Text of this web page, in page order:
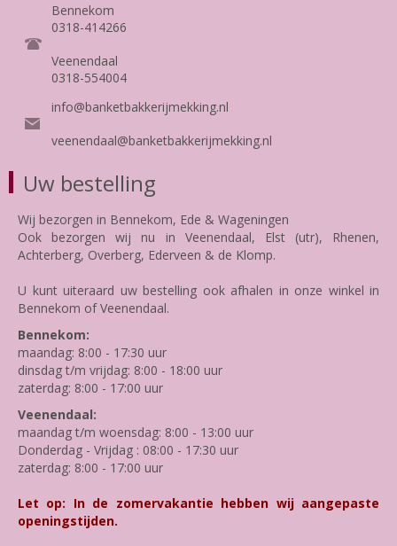
Bennekom
0318-414266
Veenendaal
0318-554004
info@banketbakkerijmekking.nl
veenendaal@banketbakkerijmekking.nl
Uw bestelling
Wij bezorgen in Bennekom, Ede & Wageningen
Ook bezorgen wij nu in Veenendaal, Elst (utr), Rhenen,
Achterberg, Overberg, Ederveen & de Klomp.
U kunt uiteraard uw bestelling ook afhalen in onze winkel in
Bennekom of Veenendaal.
Bennekom:
maandag: 8:00 - 17:30 uur
dinsdag t/m vrijdag: 8:00 - 18:00 uur
zaterdag: 8:00 - 17:00 uur
Veenendaal:
maandag t/m woensdag: 8:00 - 13:00 uur
Donderdag - Vrijdag : 08:00 - 17:30 uur
zaterdag: 8:00 - 17:00 uur
Let op: In de zomervakantie hebben wij aangepaste
openingstijden.